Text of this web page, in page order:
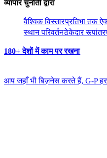
व्यापार चुनौती द्वारा​​
वैश्विक विस्तार​​प्रतिभा तक
स्थान परिवर्तन​​ठेकेदार
180+ देशों में काम पर रखना​​
आप जहाँ भी बिज़नेस करते हैं, G-P